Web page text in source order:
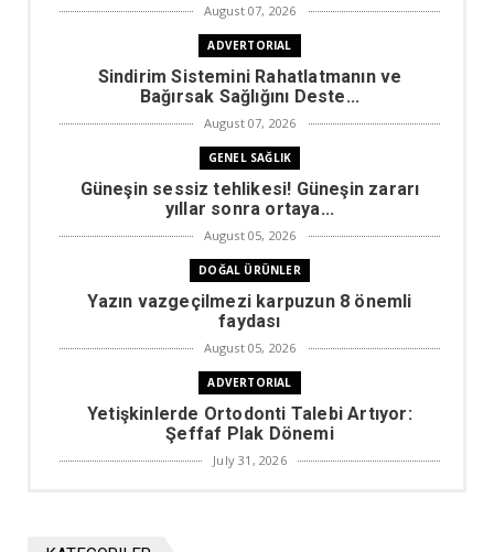
August 07, 2026
ADVERTORIAL
Sindirim Sistemini Rahatlatmanın ve
Bağırsak Sağlığını Deste...
August 07, 2026
GENEL SAĞLIK
Güneşin sessiz tehlikesi! Güneşin zararı
yıllar sonra ortaya...
August 05, 2026
DOĞAL ÜRÜNLER
Yazın vazgeçilmezi karpuzun 8 önemli
faydası
August 05, 2026
ADVERTORIAL
Yetişkinlerde Ortodonti Talebi Artıyor:
Şeffaf Plak Dönemi
July 31, 2026